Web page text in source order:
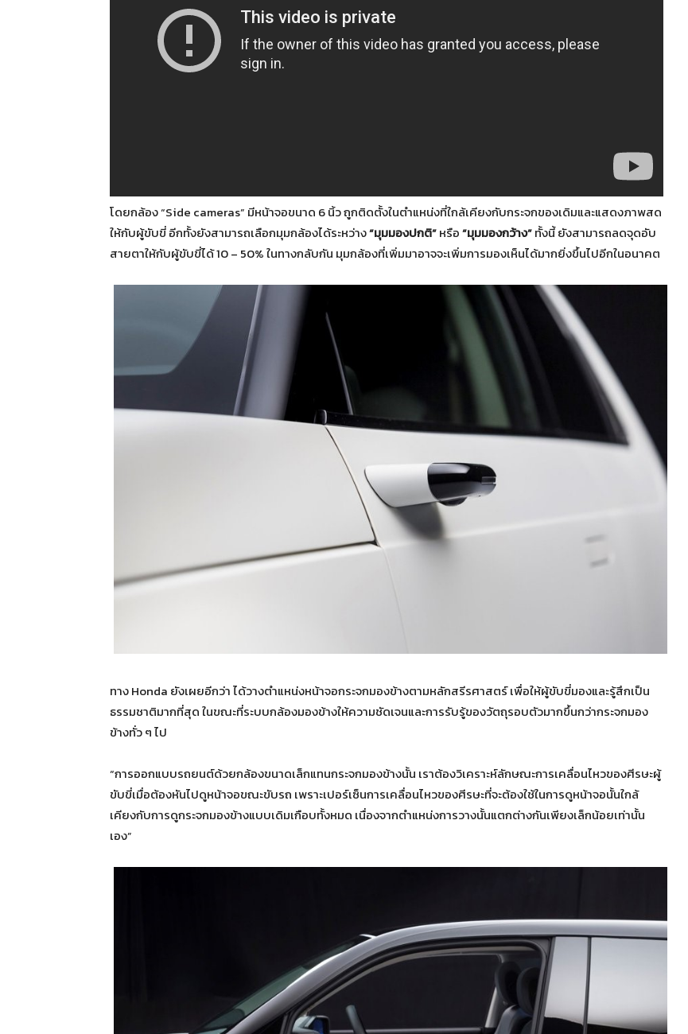
โดยกล้อง “Side cameras” มีหน้าจอขนาด 6 นิ้ว ถูกติดตั้งในตำแหน่งที่ใกล้เคียงกับกระจกของเดิมและแสดงภาพสด
ให้กับผู้ขับขี่ อีกทั้งยังสามารถเลือกมุมกล้องได้ระหว่าง“มุมมองปกติ”หรือ“มุมมองกว้าง”ทั้งนี้ ยังสามารถลดจุดอับ
สายตาให้กับผู้ขับขี่ได้ 10 – 50% ในทางกลับกัน มุมกล้องที่เพิ่มมาอาจจะเพิ่มการมองเห็นได้มากยิ่งขึ้นไปอีกในอนาคต
ทาง Honda ยังเผยอีกว่า ได้วางตำแหน่งหน้าจอกระจกมองข้างตามหลักสรีรศาสตร์ เพื่อให้ผู้ขับขี่มองและรู้สึกเป็น
ธรรมชาติมากที่สุด ในขณะที่ระบบกล้องมองข้างให้ความชัดเจนและการรับรู้ของวัตถุรอบตัวมากขึ้นกว่ากระจกมอง
ข้างทั่ว ๆ ไป
“การออกแบบรถยนต์ด้วยกล้องขนาดเล็กแทนกระจกมองข้างนั้น เราต้องวิเคราะห์ลักษณะการเคลื่อนไหวของศีรษะผู้
ขับขี่เมื่อต้องหันไปดูหน้าจอขณะขับรถ เพราะเปอร์เซ็นการเคลื่อนไหวของศีรษะที่จะต้องใช้ในการดูหน้าจอนั้นใกล้
เคียงกับการดูกระจกมองข้างแบบเดิมเกือบทั้งหมด เนื่องจากตำแหน่งการวางนั้นแตกต่างกันเพียงเล็กน้อยเท่านั้น
เอง”